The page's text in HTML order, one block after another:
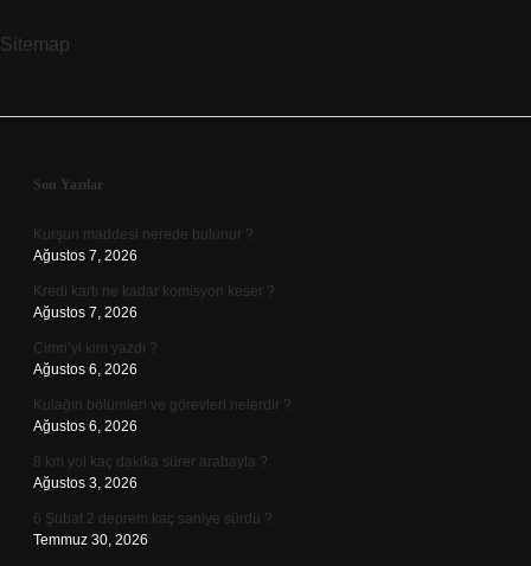
Sitemap
Sidebar
Son Yazılar
Kurşun maddesi nerede bulunur ?
Ağustos 7, 2026
Kredi kartı ne kadar komisyon keser ?
Ağustos 7, 2026
Cimri’yi kim yazdı ?
Ağustos 6, 2026
Kulağın bölümleri ve görevleri nelerdir ?
Ağustos 6, 2026
8 km yol kaç dakika sürer arabayla ?
Ağustos 3, 2026
6 Şubat 2 deprem kaç saniye sürdü ?
Temmuz 30, 2026